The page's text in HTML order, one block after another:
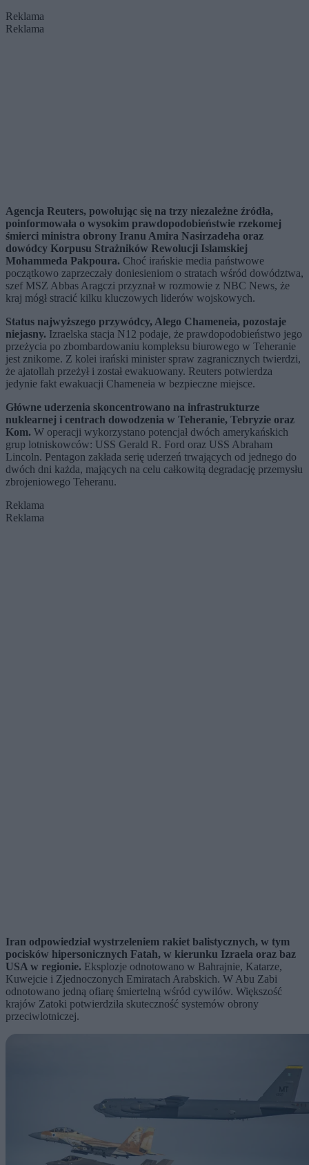
Reklama
Reklama
Agencja Reuters, powołując się na trzy niezależne źródła,
poinformowała o wysokim prawdopodobieństwie rzekomej
śmierci ministra obrony Iranu Amira Nasirzadeha oraz
dowódcy Korpusu Strażników Rewolucji Islamskiej
Mohammeda Pakpoura. Choć irańskie media państwowe
początkowo zaprzeczały doniesieniom o stratach wśród dowództwa,
szef MSZ Abbas Aragczi przyznał w rozmowie z NBC News, że
kraj mógł stracić kilku kluczowych liderów wojskowych.
Status najwyższego przywódcy, Alego Chameneia, pozostaje
niejasny. Izraelska stacja N12 podaje, że prawdopodobieństwo jego
przeżycia po zbombardowaniu kompleksu biurowego w Teheranie
jest znikome. Z kolei irański minister spraw zagranicznych twierdzi,
że ajatollah przeżył i został ewakuowany. Reuters potwierdza
jedynie fakt ewakuacji Chameneia w bezpieczne miejsce.
Główne uderzenia skoncentrowano na infrastrukturze
nuklearnej i centrach dowodzenia w Teheranie, Tebryzie oraz
Kom. W operacji wykorzystano potencjał dwóch amerykańskich
grup lotniskowców: USS Gerald R. Ford oraz USS Abraham
Lincoln. Pentagon zakłada serię uderzeń trwających od jednego do
dwóch dni każda, mających na celu całkowitą degradację przemysłu
zbrojeniowego Teheranu.
Reklama
Reklama
Iran odpowiedział wystrzeleniem rakiet balistycznych, w tym
pocisków hipersonicznych Fatah, w kierunku Izraela oraz baz
USA w regionie. Eksplozje odnotowano w Bahrajnie, Katarze,
Kuwejcie i Zjednoczonych Emiratach Arabskich. W Abu Zabi
odnotowano jedną ofiarę śmiertelną wśród cywilów. Większość
krajów Zatoki potwierdziła skuteczność systemów obrony
przeciwlotniczej.